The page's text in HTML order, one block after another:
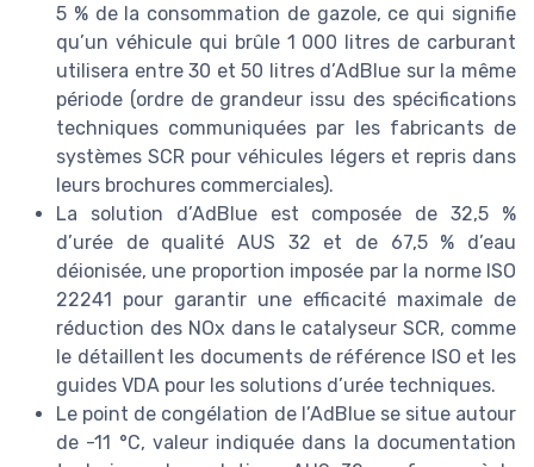
5 % de la consommation de gazole, ce qui signifie
qu’un véhicule qui brûle 1 000 litres de carburant
utilisera entre 30 et 50 litres d’AdBlue sur la même
période (ordre de grandeur issu des spécifications
techniques communiquées par les fabricants de
systèmes SCR pour véhicules légers et repris dans
leurs brochures commerciales).
La solution d’AdBlue est composée de 32,5 %
d’urée de qualité AUS 32 et de 67,5 % d’eau
déionisée, une proportion imposée par la norme ISO
22241 pour garantir une efficacité maximale de
réduction des NOx dans le catalyseur SCR, comme
le détaillent les documents de référence ISO et les
guides VDA pour les solutions d’urée techniques.
Le point de congélation de l’AdBlue se situe autour
de -11 °C, valeur indiquée dans la documentation